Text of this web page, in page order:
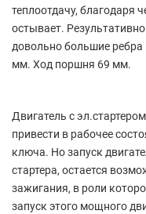
теплоотдачу, благодаря
остывает.
довольно большие
мм. Ход поршня 69 мм.
Двигатель с
привести в рабочее
ключа. Но запуск
стартера, остается
зажигания, в роли
запуск этого мощного